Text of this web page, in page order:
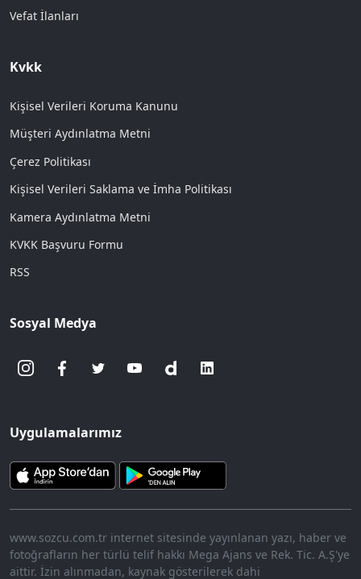
Vefat İlanları
Kvkk
Kişisel Verileri Koruma Kanunu
Müşteri Aydınlatma Metni
Çerez Politikası
Kişisel Verileri Saklama ve İmha Politikası
Kamera Aydınlatma Metni
KVKK Başvuru Formu
RSS
Sosyal Medya
Uygulamalarımız
www.sozcu.com.tr internet sitesinde yayınlanan yazı, haber ve
fotoğrafların her türlü telif hakkı Mega Ajans ve Rek. Tic. A.Ş'ye
aittir. İzin alınmadan, kaynak gösterilerek dahi